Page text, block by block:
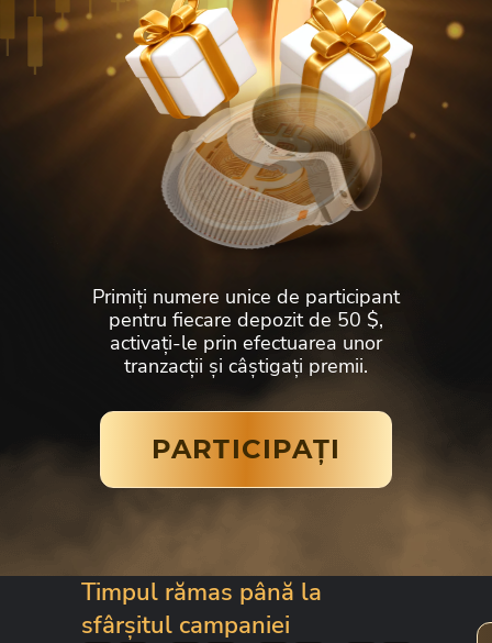
ქართული
اردو
Primiți numere unice de participant
pentru fiecare depozit de 50 $,
activați-le prin efectuarea unor
tranzacții și câștigați premii.
PARTICIPAȚI
Timpul rămas până la
sfârșitul campaniei